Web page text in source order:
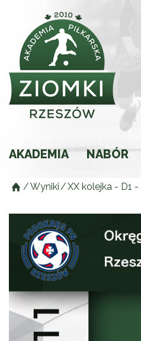
AKADEMIA
Historia
NABÓR
/Wyniki/XX kolejka - D1 -